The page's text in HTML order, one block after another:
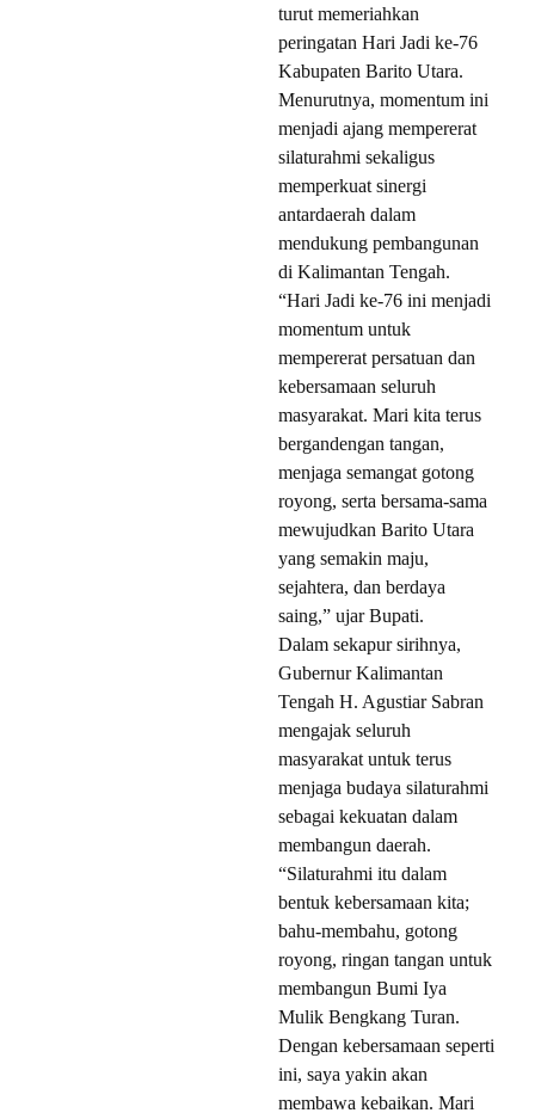
turut memeriahkan
peringatan Hari Jadi ke-76
Kabupaten Barito Utara.
Menurutnya, momentum ini
menjadi ajang mempererat
silaturahmi sekaligus
memperkuat sinergi
antardaerah dalam
mendukung pembangunan
di Kalimantan Tengah.
“Hari Jadi ke-76 ini menjadi
momentum untuk
mempererat persatuan dan
kebersamaan seluruh
masyarakat. Mari kita terus
bergandengan tangan,
menjaga semangat gotong
royong, serta bersama-sama
mewujudkan Barito Utara
yang semakin maju,
sejahtera, dan berdaya
saing,” ujar Bupati.
Dalam sekapur sirihnya,
Gubernur Kalimantan
Tengah H. Agustiar Sabran
mengajak seluruh
masyarakat untuk terus
menjaga budaya silaturahmi
sebagai kekuatan dalam
membangun daerah.
“Silaturahmi itu dalam
bentuk kebersamaan kita;
bahu-membahu, gotong
royong, ringan tangan untuk
membangun Bumi Iya
Mulik Bengkang Turan.
Dengan kebersamaan seperti
ini, saya yakin akan
membawa kebaikan. Mari